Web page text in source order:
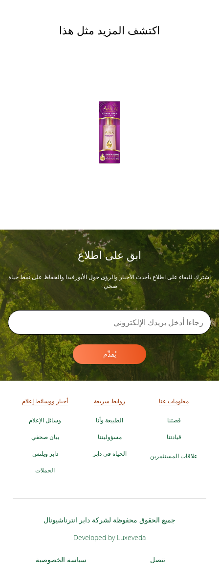
اكتشف المزيد مثل هذا
ابق على اطلاع
اشترك للبقاء على اطلاع بأحدث الأخبار والرؤى حول الأيورفيدا والحفاظ على نمط حياة
صحي.
يُقدِّم
معلومات عنا
قصتنا
قيادتنا
علاقات المستثمرين
روابط سريعة
الطبيعة وأنا
مسؤوليتنا
الحياة في دابر
أخبار ووسائط إعلام
وسائل الإعلام
بيان صحفي
دابر ويلنس
الحملات
جميع الحقوق محفوظة لشركة دابر انترناشيونال
Developed by Luxeveda
تنصل سياسة الخصوصية